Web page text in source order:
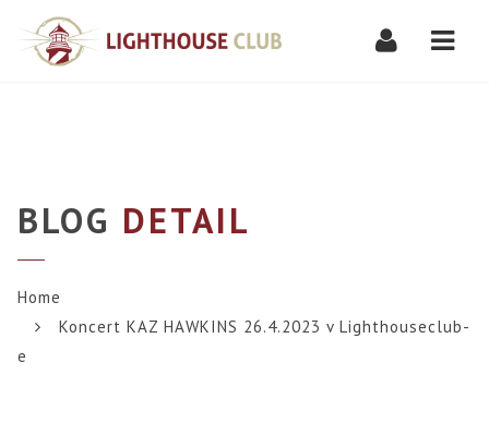
BLOG DETAIL
Home
Koncert KAZ HAWKINS 26.4.2023 v Lighthouseclub-
e